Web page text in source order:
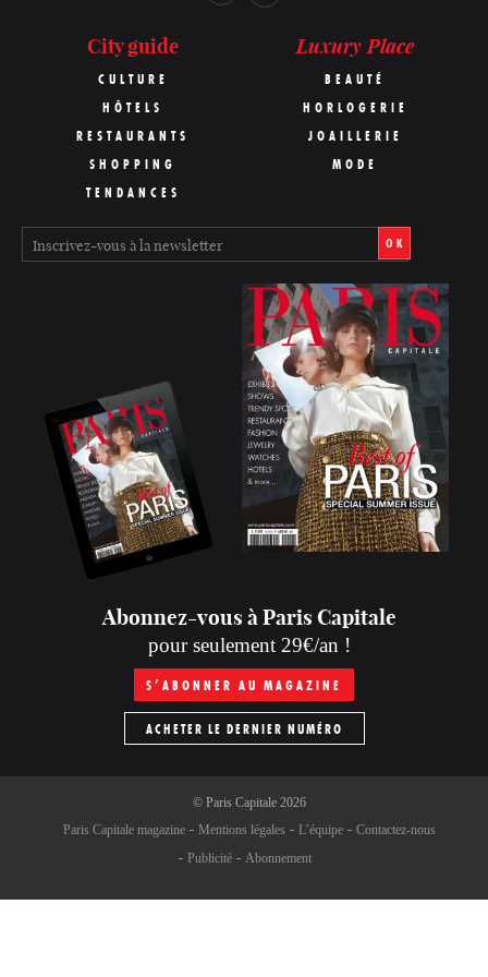
City guide
CULTURE
HÔTELS
RESTAURANTS
SHOPPING
TENDANCES
Luxury Place
BEAUTÉ
HORLOGERIE
JOAILLERIE
MODE
OK
Abonnez-vous à Paris Capitale
pour seulement 29€/an !
S’ABONNER AU MAGAZINE
ACHETER LE DERNIER NUMÉRO
© Paris Capitale2026
Paris Capitale magazine
Mentions légales L’équipe
Contactez-nous
Publicité
Abonnement